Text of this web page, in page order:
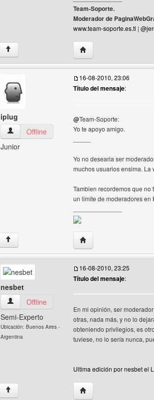
Team-Soporte.
Moderador de
www.team-soporte.es.tl |
↑ Visitar sitio web del
iplug
iplug Ver perfil del usuario
Offline
Junior
16-08-2010, 23:06
Título del mensaje:
@Team-Soporte:
Yo te apoyo amigo.
Yo no desearia ser
muchos usuarios ensima.
Tambien recordemos que
un limite de moderadores en
↑ Visitar sitio web del
nesbet
nesbet Ver perfil del usuario
Offline
Semi-Experto
Ubicación: Buenos Aires -
Argentina
16-08-2010, 23:25
Título del mensaje:
En mi opinión, ser
otras, nada más, y no lo
obteniendo privilegios, es
tuviese, no lo sería nunca,
Ultima edición por nesbet el
↑ Visitar sitio web del